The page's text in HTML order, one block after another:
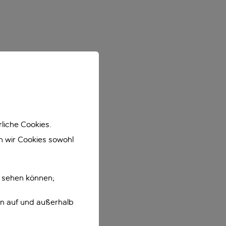
Cookies.
wir Cookies sowohl
können;
auf und außerhalb